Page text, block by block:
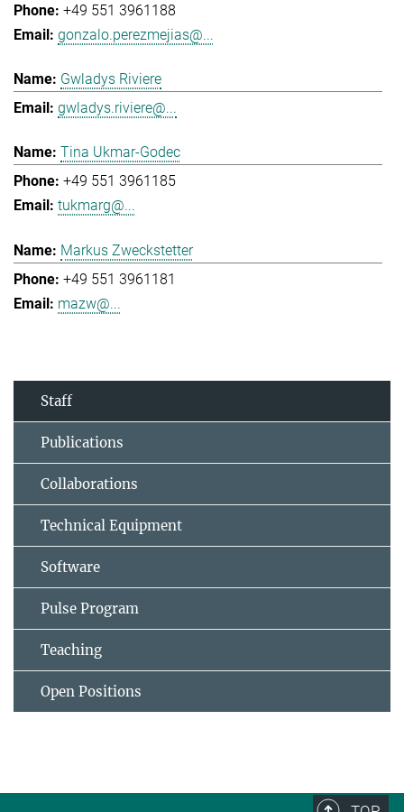
+49 551 3961188
gonzalo.perezmejias@...
Gwladys Riviere
gwladys.riviere@...
Tina Ukmar-Godec
+49 551 3961185
tukmarg@...
Markus Zweckstetter
+49 551 3961181
mazw@...
Staff
Publications
Collaborations
Technical Equipment
Software
Pulse Program
Teaching
Open Positions